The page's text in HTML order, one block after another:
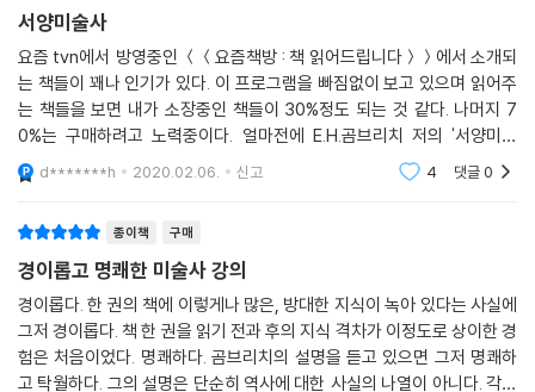
눈금이 된다. 이 책처럼 읽을 가치와 소장할 가치를 동시에 지닌 예술사 도
서로, 전 3권의 <반룬의 예술사 이야기>(들녘), 전 4권의 <문학과 예술의
사회사>(창작과 비평사)를 들고 싶다.
서양미술사
요즘 tvn에서 방영중인 ＜＜요즘책방 : 책 읽어드립니다＞＞에서 소개되
는 책들이 꽤나 인기가 있다. 이 프로그램을 빠짐없이 보고 있으며 읽어주
는 책들을 보면 내가 소장중인 책들이 30%정도 되는 것 같다. 나머지 7
0%는 구매하려고 노력중이다. 얼마전에 E.H.곰브리치 저의 '서양미술
사'가 방영되었는데 내용이 너무 훌륭했다. 이에 책을 구매하여 한장한장
정독하면서 읽어내려갔다
d*******h 2020.02.06. 신고 4 댓글0
종이책 구매
경이롭고 명쾌한 미술사 강의
경이롭다. 한 권의 책에 이렇게나 많은, 방대한 지식이 녹아 있다는 사실에
그저 경이롭다. 책 한 권을 읽기 전과 후의 지식 격차가 이정도로 상이한 경
험은 처음이었다. 명쾌하다. 곰브리치의 설명을 듣고 있으면 그저 명쾌하
고 탁월하다. 그의 설명은 단순히 역사에 대한 사실의 나열이 아니다. 각각